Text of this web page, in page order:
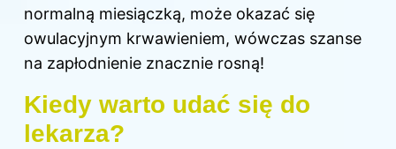
normalną miesiączką, może okazać się
owulacyjnym krwawieniem, wówczas szanse
na zapłodnienie znacznie rosną!
Kiedy warto udać się do
lekarza?